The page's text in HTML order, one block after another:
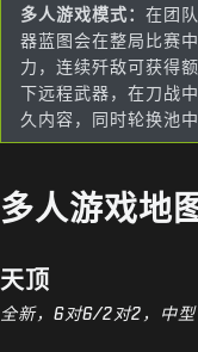
多人游戏模式： 在团
器蓝图会在整局比赛
力，连续歼敌可获得
下远程武器，在刀战
久内容，同时轮换池
多人游戏地
天顶
全新，6对6/2对2，中型